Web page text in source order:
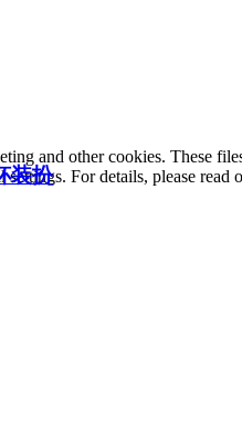
装扮
and other cookies. These
settings. For details, please read